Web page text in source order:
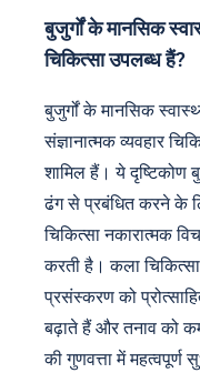
बुजुर्गों के मानसिक
चिकित्सा उपलब्ध हैं?
बुजुर्गों के मानसिक
संज्ञानात्मक व्यवहार
शामिल हैं। ये दृष्टिकोण
ढंग से प्रबंधित करने के
चिकित्सा नकारात्मक
करती है। कला
प्रसंस्करण को
बढ़ाते हैं और तनाव को
की गुणवत्ता में महत्वपूर्ण